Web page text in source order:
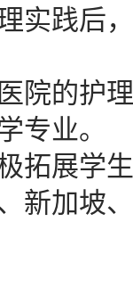
实践后
院的护
专业。
拓展学
新加坡